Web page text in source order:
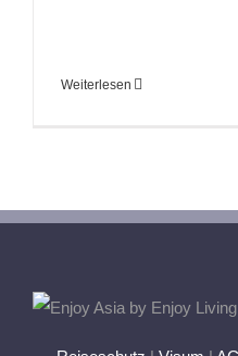
Weiterlesen